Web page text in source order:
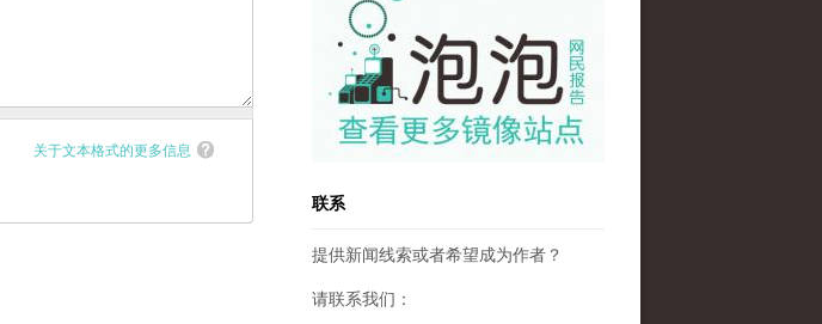
关于文本格式的更多信息
联系
提供新闻线索或者希望成为作者？
请联系我们：